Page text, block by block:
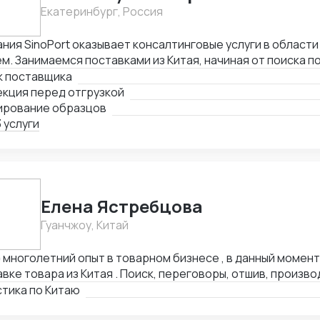
Екатеринбург, Россия
SinoPort оказывает консалтинговые услуги в
Занимаемся поставками из Китая, начиная от поиска
отгрузками в Россию. Поможем найти лучшего
товара по предоставленному техническому
товарными группами, как с товарами народного
техническими запросами по поставке и сборке
поставщика
перед отгрузкой
образцов
Елена Ястребцова
Гуанчжоу, Китай
опыт в товарном бизнесе , в данный
товара из Китая . Поиск, переговоры, отшив,
, аналитика товара под клиента. Любые
по Китаю